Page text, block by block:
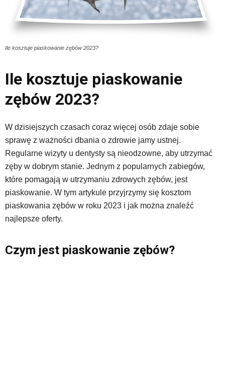
Ile kosztuje piaskowanie zębów 2023?
Ile kosztuje piaskowanie
zębów 2023?
W dzisiejszych czasach coraz więcej osób zdaje sobie
sprawę z ważności dbania o zdrowie jamy ustnej.
Regularne wizyty u dentysty są nieodzowne, aby utrzymać
zęby w dobrym stanie. Jednym z popularnych zabiegów,
które pomagają w utrzymaniu zdrowych zębów, jest
piaskowanie. W tym artykule przyjrzymy się kosztom
piaskowania zębów w roku 2023 i jak można znaleźć
najlepsze oferty.
Czym jest piaskowanie zębów?